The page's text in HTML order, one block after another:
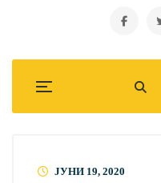
ЈУНИ 19, 2020